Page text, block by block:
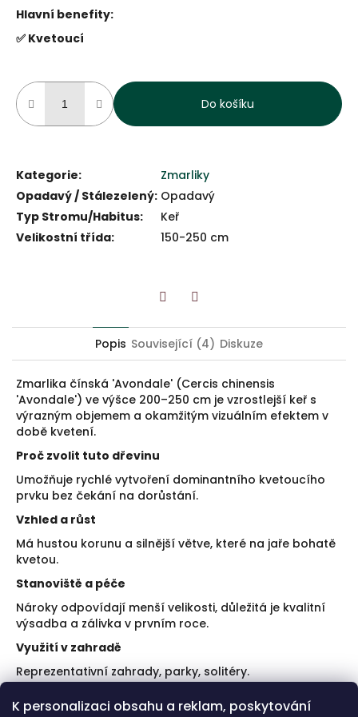
K personalizaci obsahu a reklam, poskytování
Do košíku
Hlavní benefity:
✅ Kvetoucí
Kategorie:
Zmarliky
Opadavý / Stálezelený: Opadavý
Typ Stromu/Habitus:
Keř
Velikostní třída: 150-250 cm
Popis Související (4) Diskuze
Zmarlika čínská 'Avondale' (Cercis chinensis
'Avondale') ve výšce 200–250 cm je vzrostlejší keř s
výrazným objemem a okamžitým vizuálním efektem v
době kvetení.
Proč zvolit tuto dřevinu
Umožňuje rychlé vytvoření dominantního kvetoucího
prvku bez čekání na dorůstání.
Vzhled a růst
Má hustou korunu a silnější větve, které na jaře bohatě
kvetou.
Stanoviště a péče
Nároky odpovídají menší velikosti, důležitá je kvalitní
výsadba a zálivka v prvním roce.
Využití v zahradě
Reprezentativní zahrady, parky, solitéry.